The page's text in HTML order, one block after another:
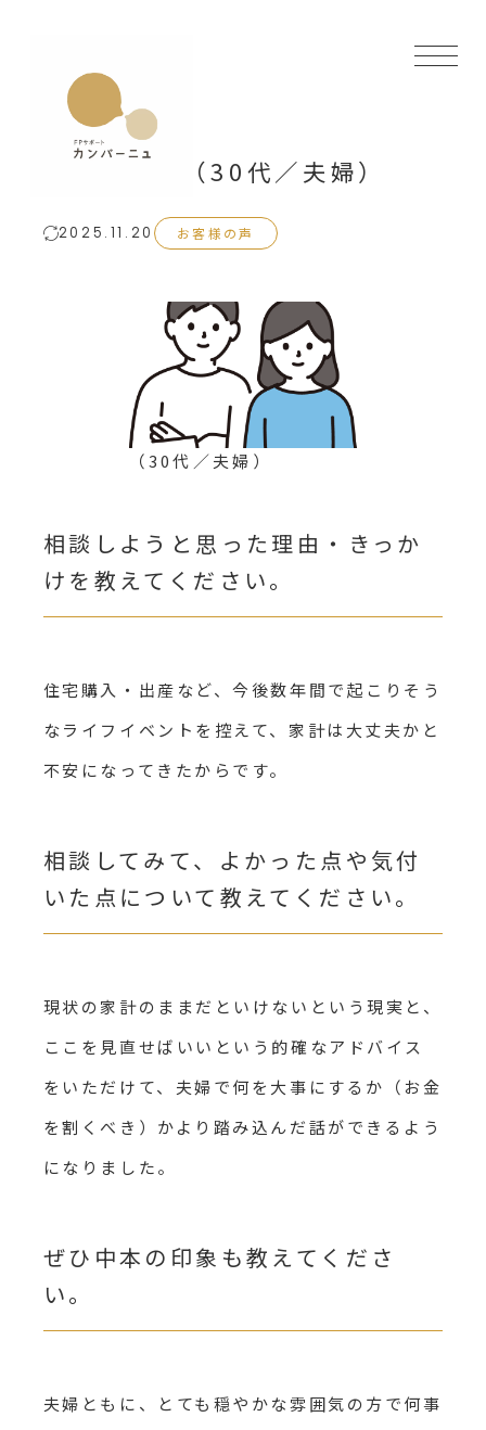
お客様の声（30代／夫婦）
2025.11.20 お客様の声
（30代／夫婦）
相談しようと思った理由・きっか
けを教えてください。
住宅購入・出産など、今後数年間で起こりそう
なライフイベントを控えて、家計は大丈夫かと
不安になってきたからです。
相談してみて、よかった点や気付
いた点について教えてください。
現状の家計のままだといけないという現実と、
ここを見直せばいいという的確なアドバイス
をいただけて、夫婦で何を大事にするか（お金
を割くべき）かより踏み込んだ話ができるよう
になりました。
ぜひ中本の印象も教えてくださ
い。
夫婦ともに、とても穏やかな雰囲気の方で何事